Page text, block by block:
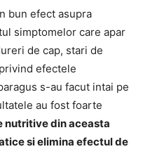
bun efect asupra
simptomelor care apar
de cap, stari de
efectele
s-au facut intai pe
au fost foarte
nutritive din aceasta
si elimina efectul de